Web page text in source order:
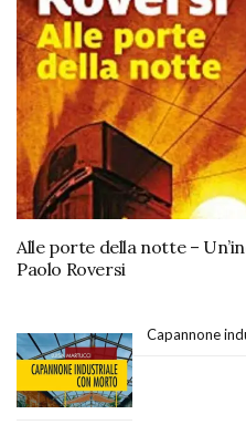
Alle porte della notte –
Paolo Roversi
Capannone